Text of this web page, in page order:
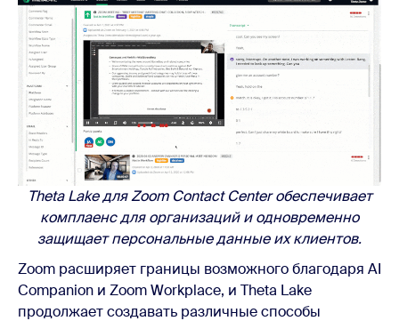
Theta Lake для Zoom Contact Center обеспечивает
комплаенс для организаций и одновременно
защищает персональные данные их клиентов.
Zoom расширяет границы возможного благодаря AI
Companion и Zoom Workplace, и Theta Lake
продолжает создавать различные способы